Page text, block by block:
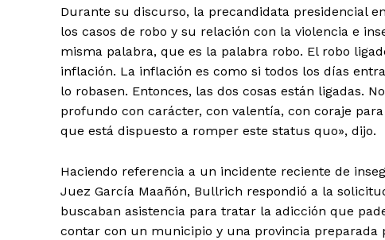
Durante su discurso, la precandidata presidencial
los casos de robo y su relación con la violencia e
misma palabra, que es la palabra robo. El robo
inflación. La inflación es como si todos los días
lo robasen. Entonces, las dos cosas están ligadas.
profundo con carácter, con valentía, con coraje
que está dispuesto a romper este status quo», dijo.
Haciendo referencia a un incidente reciente de
Juez García Maañón, Bullrich respondió a la
buscaban asistencia para tratar la adicción que
contar con un municipio y una provincia